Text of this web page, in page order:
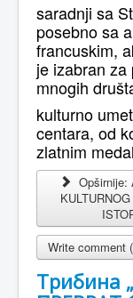
saradnji sa
posebno sa
francuskim,
je izabran
mnogih
kulturno
centara, od
zlatnim
Opširnije:
Write comment
Tрибина